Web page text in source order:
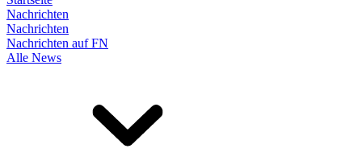
Nachrichten
Nachrichten
Nachrichten auf FN
Alle News